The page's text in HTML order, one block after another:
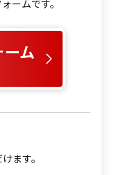
ームです。
ム
ます。